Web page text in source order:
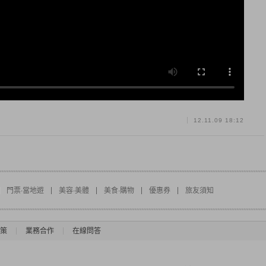
12.11.09 18:12
門票∙當地遊 美容∙美體 美食∙購物 優惠券 旅友須知
業務合作 在線問答